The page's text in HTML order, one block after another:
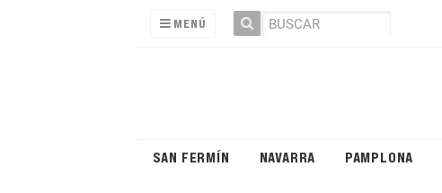
MENÚ
SAN FERMÍN NAVARRA PAMPLONA